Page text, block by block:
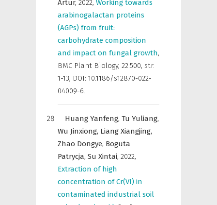
Artur, 2022, Working towards
arabinogalactan proteins
(AGPs) from fruit:
carbohydrate composition
and impact on fungal growth,
BMC Plant Biology, 22:500, str.
1-13, DOI: 10.1186/s12870-022-
04009-6.
Huang Yanfeng, Tu Yuliang,
Wu Jinxiong, Liang Xiangjing,
Zhao Dongye, Boguta
Patrycja, Su Xintai, 2022,
Extraction of high
concentration of Cr(VI) in
contaminated industrial soil